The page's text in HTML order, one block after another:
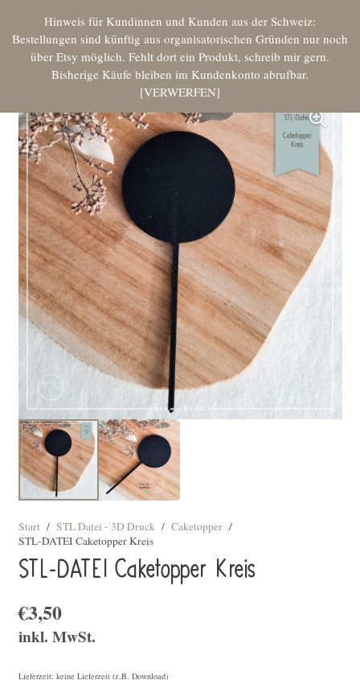
Hinweis für Kundinnen und Kunden aus der Schweiz:
Bestellungen sind künftig aus organisatorischen Gründen nur noch
über Etsy möglich. Fehlt dort ein Produkt, schreib mir gern.
Bisherige Käufe bleiben im Kundenkonto abrufbar.
VERWERFEN
Start / STL Datei - 3D Druck / Caketopper /
STL-DATEI Caketopper Kreis
STL-DATEI Caketopper Kreis
€3,50
inkl. MwSt.
Lieferzeit: keine Lieferzeit (z.B. Download)